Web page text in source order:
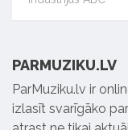
PARMUZIKU.LV
ParMuziku.lv ir
izlasīt svarīgāko